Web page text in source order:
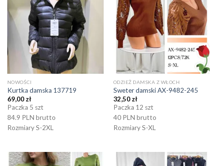
NOWOŚCI
Kurtka damska 137719
69,00zł
Paczka 5 szt
84.9 PLN brutto
Rozmiary S-2XL
ODZIEŻ DAMSKA Z WŁOCH
Sweter damski AX-9482-245
32,50zł
Paczka 12 szt
40 PLN brutto
Rozmiary S-XL